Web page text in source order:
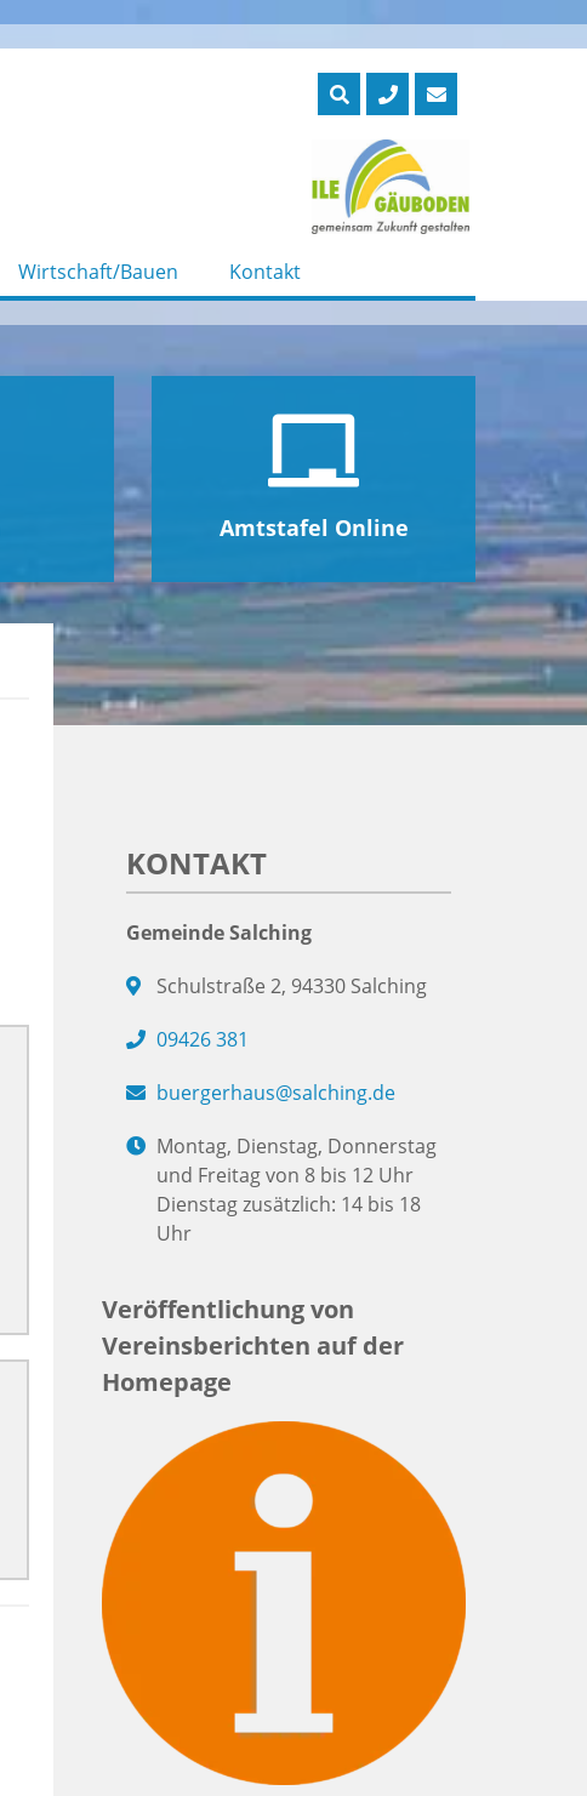
Wirtschaft/Bauen Kontakt
Amtstafel Online
KONTAKT
Gemeinde Salching
Schulstraße 2, 94330 Salching
09426 381
buergerhaus@salching.de
Montag, Dienstag, Donnerstag
und Freitag von 8 bis 12 Uhr
Dienstag zusätzlich: 14 bis 18
Uhr
Veröffentlichung von
Vereinsberichten auf der
Homepage